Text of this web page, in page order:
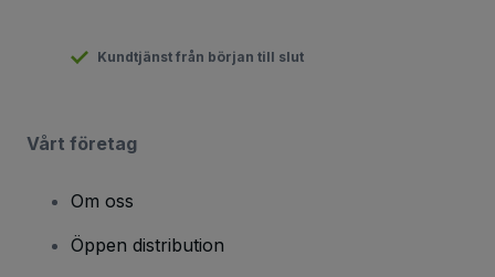
Kundtjänst från början till slut
Vårt företag
Om oss
Öppen distribution